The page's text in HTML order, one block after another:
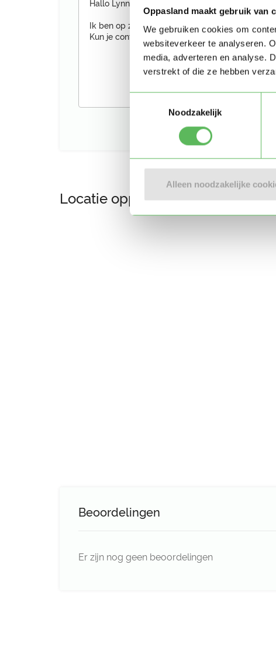
Oppasland maakt gebruik van
We gebruiken cookies om
websiteverkeer te analyseren.
media, adverteren en analyse.
verstrekt of die ze hebben
Noodzakelijk
Alleen noodzakelijke
Locatie oppasadres (Reuver)
Beoordelingen
Er zijn nog geen beoordelingen